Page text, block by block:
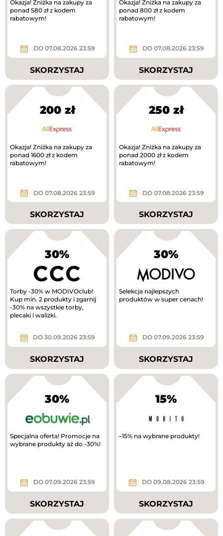
Okazja! Zniżka na zakupy za
ponad 580 zł z kodem
rabatowym!
DO 07.08.2026 23:59
SKORZYSTAJ
Okazja! Zniżka na zakupy za
ponad 800 zł z kodem
rabatowym!
DO 07.08.2026 23:59
SKORZYSTAJ
200 zł
Okazja! Zniżka na zakupy za
ponad 1600 zł z kodem
rabatowym!
DO 07.08.2026 23:59
SKORZYSTAJ
250 zł
Okazja! Zniżka na zakupy za
ponad 2000 zł z kodem
rabatowym!
DO 07.08.2026 23:59
SKORZYSTAJ
30%
Torby -30% w MODIVOclub!
Kup min. 2 produkty i zgarnij
-30% na wszystkie torby,
plecaki i walizki.
DO 30.09.2026 23:59
SKORZYSTAJ
30%
Selekcja najlepszych
produktów w super cenach!
DO 07.09.2026 23:59
SKORZYSTAJ
30%
Specjalna oferta! Promocje na
wybrane produkty aż do -30%!
DO 07.09.2026 23:59
SKORZYSTAJ
15%
–15% na wybrane produkty!
DO 09.08.2026 23:59
SKORZYSTAJ